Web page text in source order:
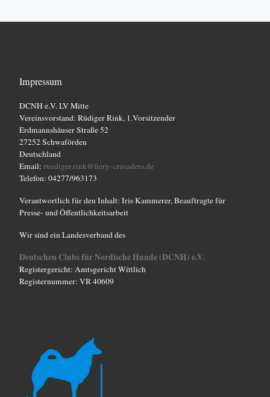
Impressum
DCNH e.V. LV Mitte
Vereinsvorstand: Rüdiger Rink, 1.Vorsitzender
Erdmannshäuser Straße 52
27252 Schwaförden
Deutschland
Email: ruediger.rink@fiery-crusaders.de
Telefon: 04277/963173
Verantwortlich für den Inhalt: Iris Kammerer, Beauftragte für
Presse- und Öffentlichkeitsarbeit
Wir sind ein Landesverband des
Deutschen Clubs für Nordische Hunde (DCNH) e.V.
Registergericht: Amtsgericht Wittlich
Registernummer: VR 40609